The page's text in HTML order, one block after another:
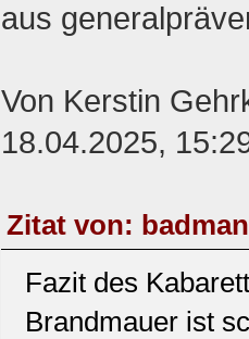
aus
Von Kerstin
18.04.2025,
Zitat von:
Fazit des
Brandmauer ist